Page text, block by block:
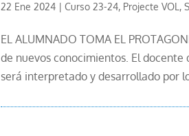
22 Ene 2024 |Curso 23-24, Projecte VOL ,
EL ALUMNADO TOMA EL
de nuevos conocimientos. El
será interpretado y desarrollado por